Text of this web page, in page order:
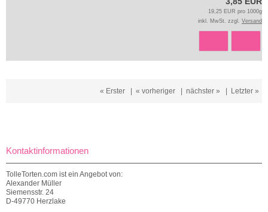
19,25 EUR pro 1000g
inkl. MwSt. zzgl. Versand
« Erster | « vorheriger | nächster » | Letzter »
Kontaktinformationen
TolleTorten.com ist ein Angebot von:
Alexander Müller
Siemensstr. 24
D-49770 Herzlake